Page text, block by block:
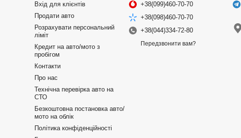
Вхід для клієнтів
Продати авто
Розрахувати персональний
ліміт
Кредит на авто/мото з
пробігом
Контакти
Про нас
Технічна перевірка авто на
СТО
Безкоштовна постановка авто/
мото на облік
Політика конфіденційності
+38(099)460-70-70
+38(098)460-70-70
+38(044)334-72-80
Передзвонити вам?